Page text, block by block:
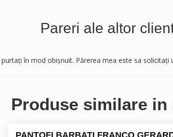
Pareri ale altor
în mod obișnuit. Părerea mea este sa
Produse similare in
PANTOFI BARBATI FRANCO